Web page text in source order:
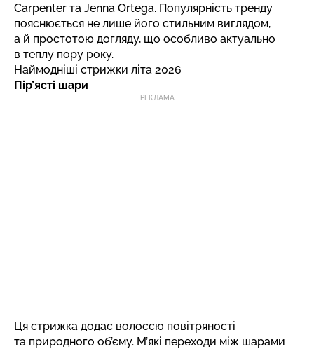
Carpenter та Jenna Ortega. Популярність тренду
пояснюється не лише його стильним виглядом,
а й простотою догляду, що особливо актуально
в теплу пору року.
Наймодніші стрижки літа 2026
Пір’ясті шари
РЕКЛАМА
Ця стрижка додає волоссю повітряності
та природного об’єму. М’які переходи між шарами